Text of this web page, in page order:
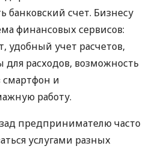
банковский счет. Бизнесу
финансовых сервисов:
удобный учет расчетов,
расходов, возможность
смартфон и
работу.
предпринимателю часто
услугами разных